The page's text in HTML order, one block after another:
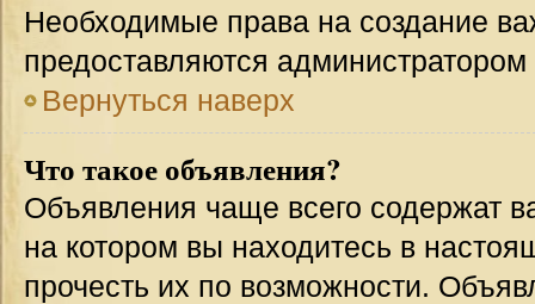
Необходимые права на создание
предоставляются
Вернуться наверх
Что такое объявления?
Объявления чаще всего
на котором вы находитесь в
прочесть их по возможности.